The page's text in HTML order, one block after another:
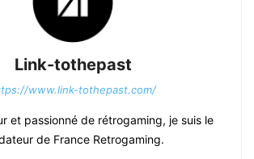
Link-tothepast
www.link-tothepast.com/
et passionné de rétrogaming, je suis le
de France Retrogaming.